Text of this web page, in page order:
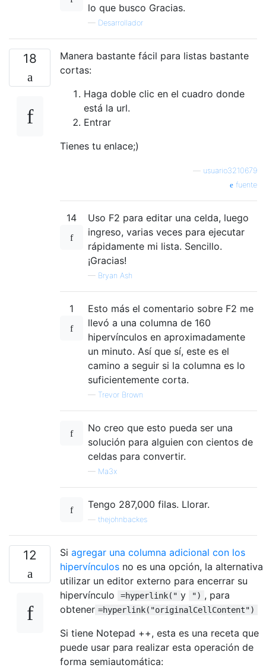
lo que busco Gracias.
— Desarrollador
18
Manera bastante fácil para listas bastante
cortas:
Haga doble clic en el cuadro donde
está la url.
Entrar
Tienes tu enlace;)
usuario3210679
fuente
14
Uso F2 para editar una celda, luego
ingreso, varias veces para ejecutar
rápidamente mi lista. Sencillo.
¡Gracias!
— Bryan Ash
1
Esto más el comentario sobre F2 me
llevó a una columna de 160
hipervínculos en aproximadamente
un minuto. Así que sí, este es el
camino a seguir si la columna es lo
suficientemente corta.
— Trevor Brown
No creo que esto pueda ser una
solución para alguien con cientos de
celdas para convertir.
— Ma3x
Tengo 287,000 filas. Llorar.
thejohnbackes
12 Si agregar una columna adicional con los
hipervínculos no es una opción, la alternativa
utilizar un editor externo para encerrar su
hipervínculo
=hyperlink(" y ") , para
obtener =hyperlink("originalCellContent")
Si tiene Notepad ++, esta es una receta que
puede usar para realizar esta operación de
forma semiautomática: